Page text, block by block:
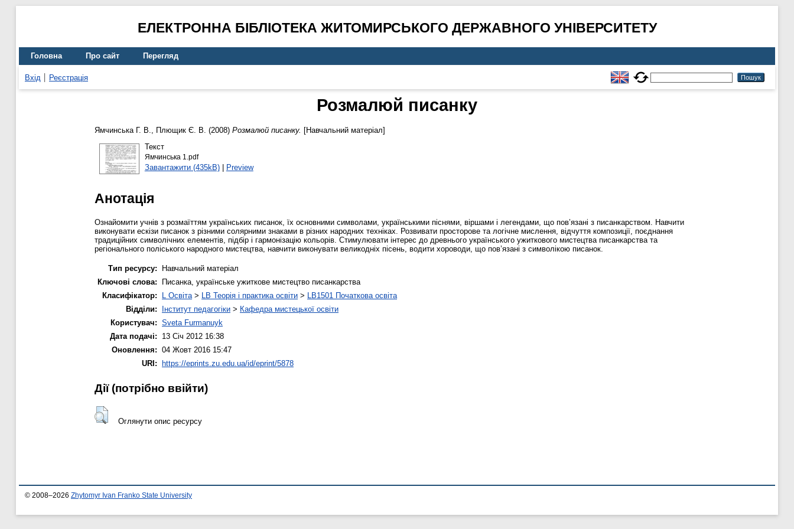
ЕЛЕКТРОННА БІБЛІОТЕКА ЖИТОМИРСЬКОГО ДЕРЖАВНОГО УНІВЕРСИТЕТУ
Головна Про сайт Перегляд
Вхід Реєстрація
Розмалюй писанку
Ямчинська Г. В., Плющик Є. В. (2008) Розмалюй писанку. [Навчальний матеріал]
Текст
Ямчинська 1.pdf
Завантажити (435kB)| Preview
Анотація
Ознайомити учнів з розмаїттям українських писанок, їх основними символами, українськими піснями, віршами і легендами, що пов’язані з писанкарством. Навчити
виконувати ескізи писанок з різними солярними знаками в різних народних техніках. Розвивати просторове та логічне мислення, відчуття композиції, поєднання
традиційних символічних елементів, підбір і гармонізацію кольорів. Стимулювати інтерес до древнього українського ужиткового мистецтва писанкарства та
регіонального поліського народного мистецтва, навчити виконувати великодніх пісень, водити хороводи, що пов’язані з символікою писанок.
Тип ресурсу:
Навчальний матеріал
Ключові слова:
Писанка, українське ужиткове мистецтво писанкарства
Класифікатор:
L Освіта > LB Теорія і практика освіти > LB1501 Початкова освіта
Відділи:
Інститут педагогіки > Кафедра мистецької освіти
Користувач: Sveta Furmanuyk
Дата подачі:
13 Січ 2012 16:38
Оновлення: 04 Жовт 2016 15:47
URI: https://eprints.zu.edu.ua/id/eprint/5878
Дії ​​(потрібно ввійти)
Оглянути опис ресурсу
© 2008–2026 Zhytomyr Ivan Franko State University